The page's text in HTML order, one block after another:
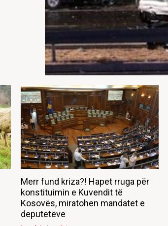
Merr fund kriza?! Hapet rruga për
konstituimin e Kuvendit të
Kosovës, miratohen mandatet e
deputetëve